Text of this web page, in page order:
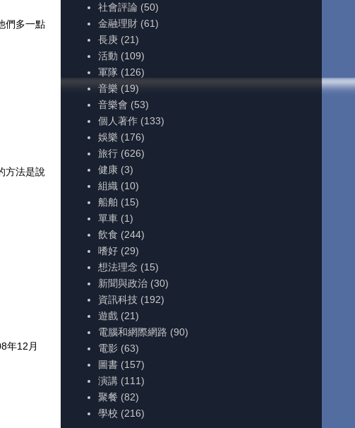
們多一點
方法是說
年12月
社會評論 (50)
金融理財 (61)
長庚 (21)
活動 (109)
軍隊 (126)
音樂 (19)
音樂會 (53)
個人著作 (133)
娛樂 (176)
旅行 (626)
健康 (3)
組織 (10)
船舶 (15)
單車 (1)
飲食 (244)
嗜好 (29)
想法理念 (15)
新聞與政治 (30)
資訊科技 (192)
遊戲 (21)
電腦和網際網路 (90)
電影 (63)
圖書 (157)
演講 (111)
聚餐 (82)
學校 (216)